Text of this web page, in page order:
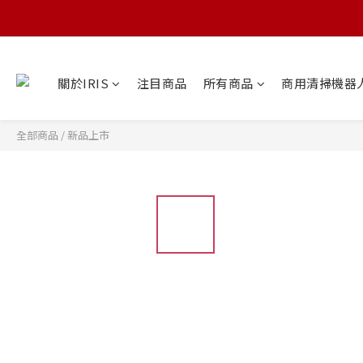
關於IRIS 注目商品 所有商品 商用清掃機器
全部商品 /新品上市